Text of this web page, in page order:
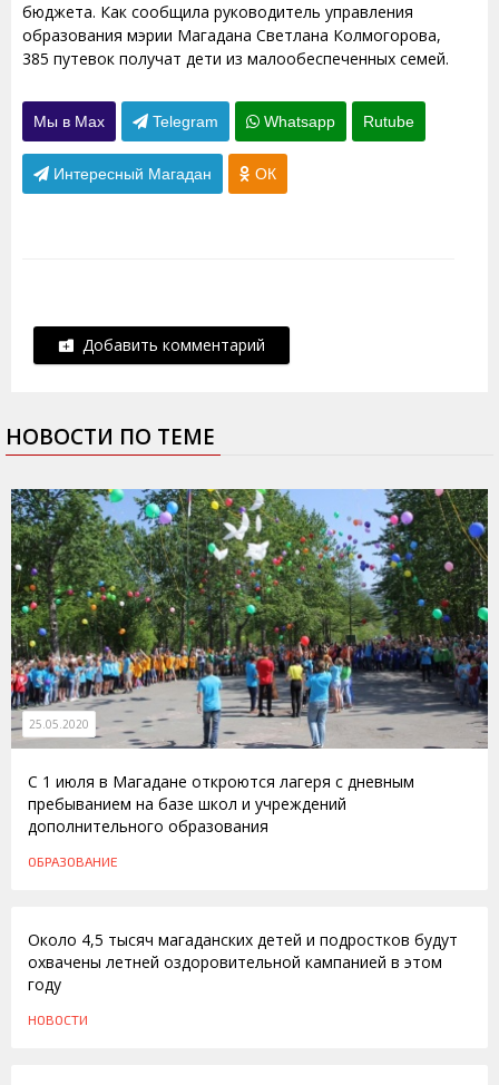
бюджета. Как сообщила руководитель управления
образования мэрии Магадана Светлана Колмогорова,
385 путевок получат дети из малообеспеченных семей.
Мы в Max Telegram Whatsapp Rutube
Интересный Магадан ОК
Добавить комментарий
НОВОСТИ ПО ТЕМЕ
25.05.2020
С 1 июля в Магадане откроются лагеря с дневным
пребыванием на базе школ и учреждений
дополнительного образования
ОБРАЗОВАНИЕ
Около 4,5 тысяч магаданских детей и подростков будут
охвачены летней оздоровительной кампанией в этом
году
НОВОСТИ